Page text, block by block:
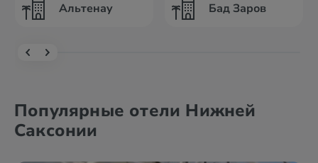
Альтенау Бад Заров
Популярные отели Нижней
Саксонии